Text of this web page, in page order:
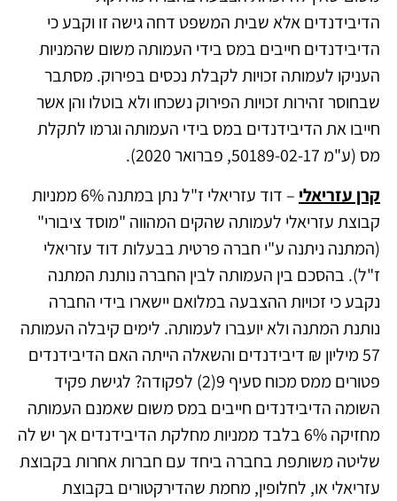
הדיבידנדים אלא שבית המשפט דחה גישה זו וקבע כי
הדיבידנדים חייבים במס בידי העמותה משום שהמניות
העניקו לעמותה זכויות לקבלת נכסים בפירוק. מסתבר
שבחוסר זהירות זכויות הפירוק נשכחו ולא בוטלו והן אשר
חייבו את הדיבידנדים במס בידי העמותה וגרמו לתקלת
מס (ע"מ 50189-02-17, פברואר 2020).
קרן עזריאלי
– דוד עזריאלי ז"ל נתן במתנה 6% ממניות
קבוצת עזריאלי לעמותה שהקים המהווה "מוסד ציבורי"
(המתנה ניתנה ע"י חברה פרטית בבעלות דוד עזריאלי
ז"ל). בהסכם בין העמותה לבין החברה נותנת המתנה
נקבע כי זכויות ההצבעה במלואם יישארו בידי החברה
נותנת המתנה ולא יועברו לעמותה. לימים קיבלה העמותה
57 מיליון ₪ דיבידנדים והשאלה הייתה האם הדיבידנדים
פטורים ממס מכוח סעיף 9(2) לפקודה? לגישת פקיד
השומה הדיבידנדים חייבים במס משום שאמנם העמותה
מחזיקה 6% בלבד ממניות מחלקת הדיבידנדים אך יש לה
שליטה משותפת בחברה ביחד עם חברות אחרות בקבוצת
עזריאלי או, לחלופין, מחמת שהדירקטורים בקבוצת